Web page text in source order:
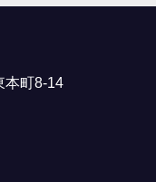
本町8-14